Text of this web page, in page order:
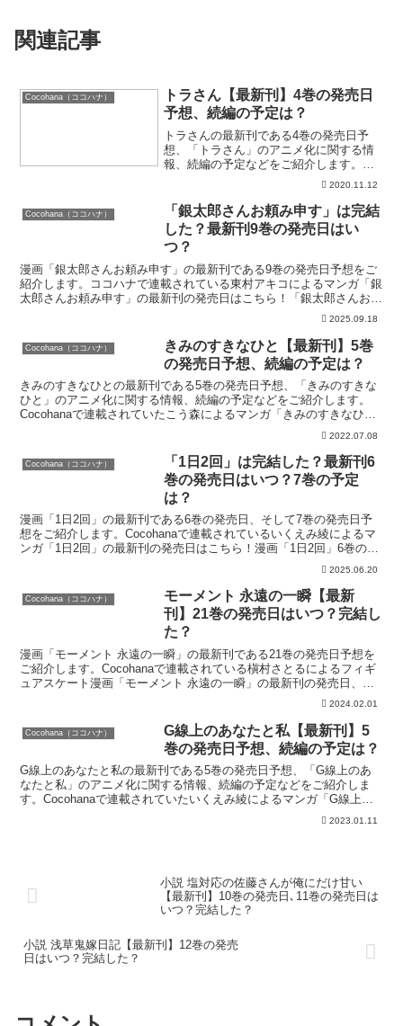
関連記事
Cocohana（ココハナ）
トラさん【最新刊】4巻の発売日
予想、続編の予定は？
トラさんの最新刊である4巻の発売日予
想、「トラさん」のアニメ化に関する情
報、続編の予定などをご紹介します。
Cocohanaで連載されていた板羽皆による
転生漫画「トラさん」の最新刊の発売日
はこちら！漫画「トラさん」4巻の発売日
はいつ？「トラさ...
2020.11.12
Cocohana（ココハナ）
「銀太郎さんお頼み申す」は完結
した？最新刊9巻の発売日はい
つ？
漫画「銀太郎さんお頼み申す」の最新刊である9巻の発売日予想をご
紹介します。ココハナで連載されている東村アキコによるマンガ「銀
太郎さんお頼み申す」の最新刊の発売日はこちら！「銀太郎さんお頼
み申す」を今すぐ読む！無料登録で70%OFFクーポンが...
2025.09.18
Cocohana（ココハナ）
きみのすきなひと【最新刊】5巻
の発売日予想、続編の予定は？
きみのすきなひとの最新刊である5巻の発売日予想、「きみのすきな
ひと」のアニメ化に関する情報、続編の予定などをご紹介します。
Cocohanaで連載されていたこう森によるマンガ「きみのすきなひ
と」の最新刊の発売日はこちら！漫画「きみのすきなひと...2022.07.08
Cocohana（ココハナ）
「1日2回」は完結した？最新刊6
巻の発売日はいつ？7巻の予定
は？
漫画「1日2回」の最新刊である6巻の発売日、そして7巻の発売日予
想をご紹介します。Cocohanaで連載されているいくえみ綾によるマ
ンガ「1日2回」の最新刊の発売日はこちら！漫画「1日2回」6巻の発
2025.06.20
Cocohana（ココハナ）
モーメント 永遠の一瞬【最新
刊】21巻の発売日はいつ？完結し
た？
漫画「モーメント 永遠の一瞬」の最新刊である21巻の発売日予想を
ご紹介します。Cocohanaで連載されている槇村さとるによるフィギ
ュアスケート漫画「モーメント 永遠の一瞬」の最新刊の発売日、全
2024.02.01
Cocohana（ココハナ）
G線上のあなたと私【最新刊】5
巻の発売日予想、続編の予定は？
G線上のあなたと私の最新刊である5巻の発売日予想、「G線上のあ
なたと私」のアニメ化に関する情報、続編の予定などをご紹介しま
す。Cocohanaで連載されていたいくえみ綾によるマンガ「G線上の
2023.01.11
小説 塩対応の佐藤さんが俺にだけ甘い
【最新刊】10巻の発売日､11巻の発売日は
いつ？完結した？
小説 浅草鬼嫁日記【最新刊】12巻の発売
日はいつ？完結した？